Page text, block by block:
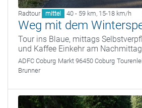
Radtour mittel 40 - 59 km, 15-18 km/h
Weg mit dem
Tour ins Blaue, mittags
und Kaffee Einkehr am Nachmittag
ADFC Coburg Markt 96450 Coburg
Brunner